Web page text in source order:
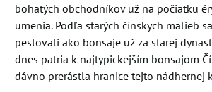
bohatých obchodníkov už na počiatku
umenia. Podľa starých čínskych malieb
pestovali ako bonsaje už za starej
dnes patria k najtypickejším bonsajom
dávno prerástla hranice tejto nádhernej